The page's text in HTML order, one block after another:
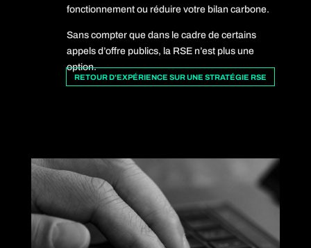
fonctionnement ou réduire votre bilan carbone.
Sans compter que dans le cadre de certains
appels d’offre publics, la RSE n’est plus une
option.
RETOUR D'EXPÉRIENCE SUR UNE STRATÉGIE RSE